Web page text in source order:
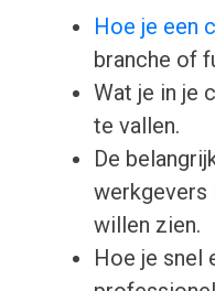
Hoe je een
branche of
Wat je in je
te vallen.
De
werkgevers
willen zien.
Hoe je snel